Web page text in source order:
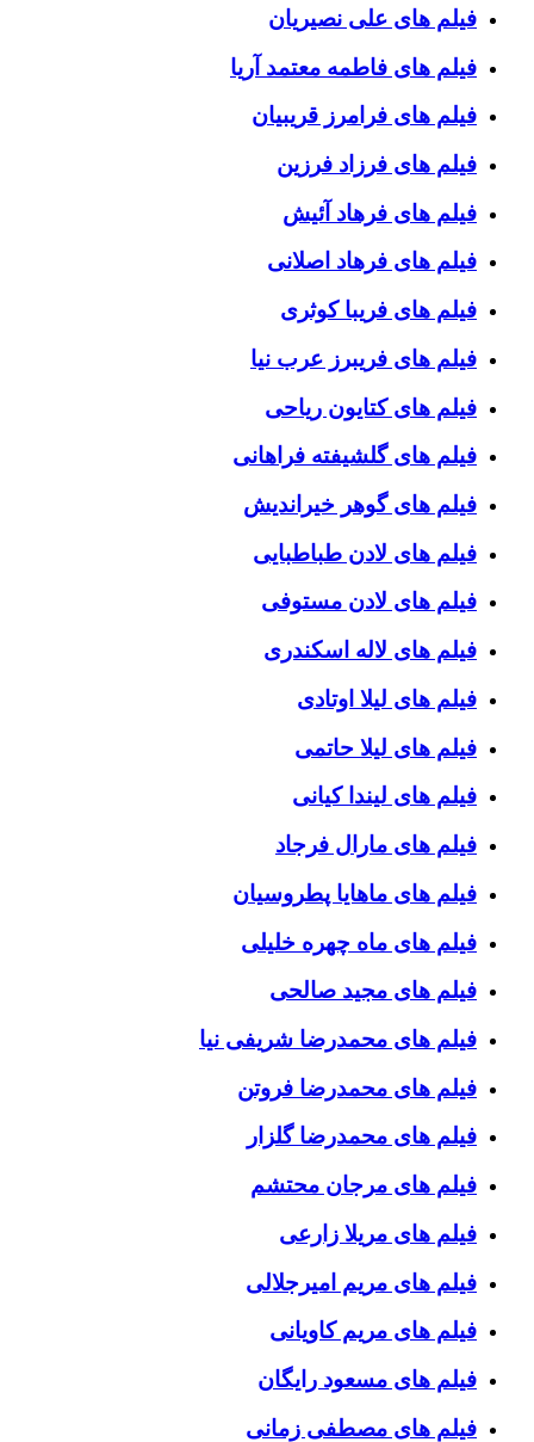
فیلم های علی نصیریان
فیلم های فاطمه معتمد آریا
فیلم های فرامرز قریبیان
فیلم های فرزاد فرزین
فیلم های فرهاد آئیش
فیلم های فرهاد اصلانی
فیلم های فریبا کوثری
فیلم های فریبرز عرب نیا
فیلم های کتایون ریاحی
فیلم های گلشیفته فراهانی
فیلم های گوهر خیراندیش
فیلم های لادن طباطبایی
فیلم های لادن مستوفی
فیلم های لاله اسکندری
فیلم های لیلا اوتادی
فیلم های لیلا حاتمی
فیلم های لیندا کیانی
فیلم های مارال فرجاد
فیلم های ماهایا پطروسیان
فیلم های ماه چهره خلیلی
فیلم های مجید صالحی
فیلم های محمدرضا شریفی نیا
فیلم های محمدرضا فروتن
فیلم های محمدرضا گلزار
فیلم های مرجان محتشم
فیلم های مریلا زارعی
فیلم های مریم امیرجلالی
فیلم های مریم کاویانی
فیلم های مسعود رایگان
فیلم های مصطفی زمانی